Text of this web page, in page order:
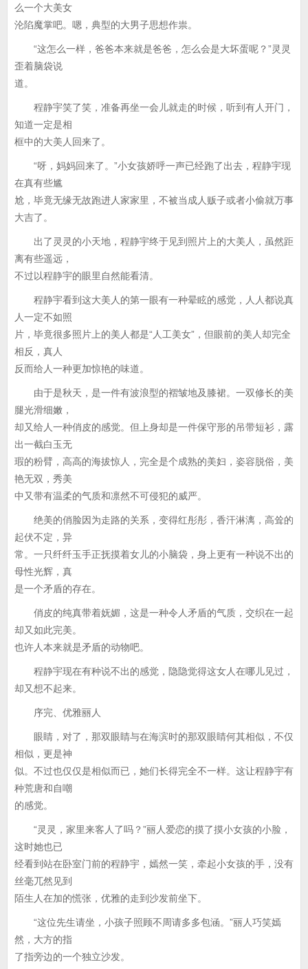
么一个大美女
沦陷魔掌吧。嗯，典型的大男子思想作祟。
“这怎么一样，爸爸本来就是爸爸，怎么会是大坏蛋呢？”灵灵
歪着脑袋说
道。
程静宇笑了笑，准备再坐一会儿就走的时候，听到有人开门，
知道一定是相
框中的大美人回来了。
“呀，妈妈回来了。”小女孩娇呼一声已经跑了出去，程静宇现
在真有些尴
尬，毕竟无缘无故跑进人家家里，不被当成人贩子或者小偷就万事
大吉了。
出了灵灵的小天地，程静宇终于见到照片上的大美人，虽然距
离有些遥远，
不过以程静宇的眼里自然能看清。
程静宇看到这大美人的第一眼有一种晕眩的感觉，人人都说真
人一定不如照
片，毕竟很多照片上的美人都是“人工美女”，但眼前的美人却完全
相反，真人
反而给人一种更加惊艳的味道。
由于是秋天，是一件有波浪型的褶皱地及膝裙。一双修长的美
腿光滑细嫩，
却又给人一种俏皮的感觉。但上身却是一件保守形的吊带短衫，露
出一截白玉无
瑕的粉臂，高高的海拔惊人，完全是个成熟的美妇，姿容脱俗，美
艳无双，秀美
中又带有温柔的气质和凛然不可侵犯的威严。
绝美的俏脸因为走路的关系，变得红彤彤，香汗淋漓，高耸的
起伏不定，异
常。一只纤纤玉手正抚摸着女儿的小脑袋，身上更有一种说不出的
母性光辉，真
是一个矛盾的存在。
俏皮的纯真带着妩媚，这是一种令人矛盾的气质，交织在一起
却又如此完美。
也许人本来就是矛盾的动物吧。
程静宇现在有种说不出的感觉，隐隐觉得这女人在哪儿见过，
却又想不起来。
序完、优雅丽人
眼睛，对了，那双眼睛与在海滨时的那双眼睛何其相似，不仅
相似，更是神
似。不过也仅仅是相似而已，她们长得完全不一样。这让程静宇有
种荒唐和自嘲
的感觉。
“灵灵，家里来客人了吗？”丽人爱恋的摸了摸小女孩的小脸，
这时她也已
经看到站在卧室门前的程静宇，嫣然一笑，牵起小女孩的手，没有
丝毫兀然见到
陌生人在加的慌张，优雅的走到沙发前坐下。
“这位先生请坐，小孩子照顾不周请多多包涵。”丽人巧笑嫣
然，大方的指
了指旁边的一个独立沙发。